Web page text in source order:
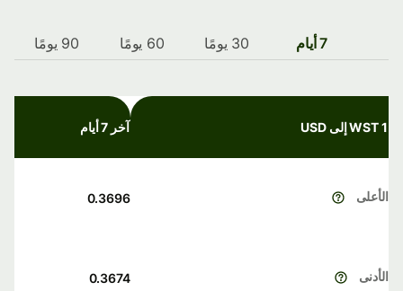
7 أيام 30 يومًا 60 يومًا 90 يومًا
1 WST إلى USD آخر 7 أيام
الأعلى 0.3696
الأدنى 0.3674